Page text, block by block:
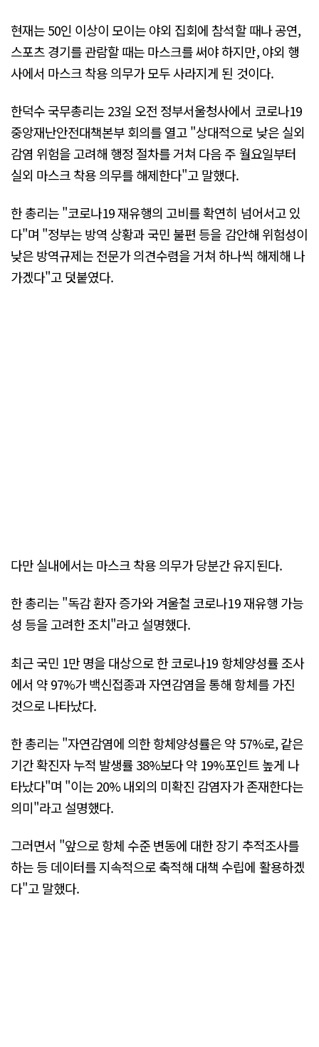
현재는 50인 이상이 모이는 야외 집회에 참석할 때나 공연,
스포츠 경기를 관람할 때는 마스크를 써야 하지만, 야외 행
사에서 마스크 착용 의무가 모두 사라지게 된 것이다.
한덕수 국무총리는 23일 오전 정부서울청사에서 코로나19
중앙재난안전대책본부 회의를 열고 "상대적으로 낮은 실외
감염 위험을 고려해 행정 절차를 거쳐 다음 주 월요일부터
실외 마스크 착용 의무를 해제한다"고 말했다.
한 총리는 "코로나19 재유행의 고비를 확연히 넘어서고 있
다"며 "정부는 방역 상황과 국민 불편 등을 감안해 위험성이
낮은 방역규제는 전문가 의견수렴을 거쳐 하나씩 해제해 나
가겠다"고 덧붙였다.
다만 실내에서는 마스크 착용 의무가 당분간 유지된다.
한 총리는 "독감 환자 증가와 겨울철 코로나19 재유행 가능
성 등을 고려한 조치"라고 설명했다.
최근 국민 1만 명을 대상으로 한 코로나19 항체양성률 조사
에서 약 97%가 백신접종과 자연감염을 통해 항체를 가진
것으로 나타났다.
한 총리는 "자연감염에 의한 항체양성률은 약 57%로, 같은
기간 확진자 누적 발생률 38%보다 약 19%포인트 높게 나
타났다"며 "이는 20% 내외의 미확진 감염자가 존재한다는
의미"라고 설명했다.
그러면서 "앞으로 항체 수준 변동에 대한 장기 추적조사를
하는 등 데이터를 지속적으로 축적해 대책 수립에 활용하겠
다"고 말했다.